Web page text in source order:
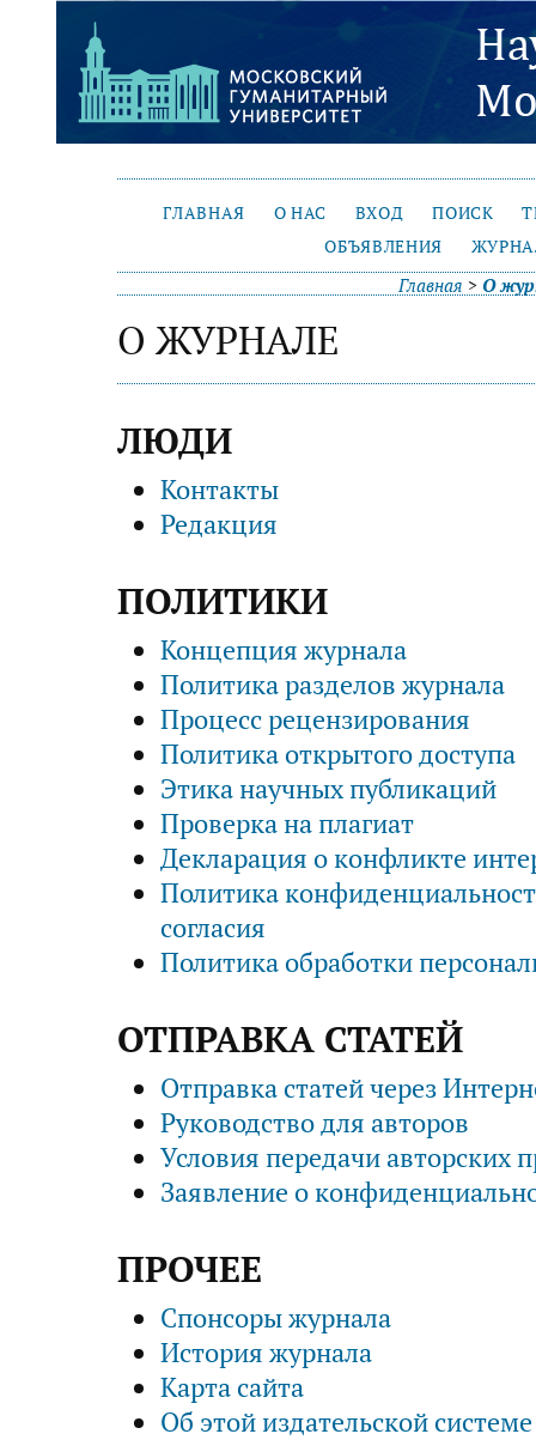
ГЛАВНАЯ О НАС ВХОД ПОИСК
ОБЪЯВЛЕНИЯ
Главная > О
О ЖУРНАЛЕ
ЛЮДИ
Контакты
Редакция
ПОЛИТИКИ
Концепция журнала
Политика разделов журнала
Процесс рецензирования
Политика открытого доступа
Этика научных публикаций
Проверка на плагиат
Декларация о конфликте
Политика
согласия
Политика обработки
ОТПРАВКА СТАТЕЙ
Отправка статей через
Руководство для авторов
Условия передачи авторских
Заявление о
ПРОЧЕЕ
Спонсоры журнала
История журнала
Карта сайта
Об этой издательской системе